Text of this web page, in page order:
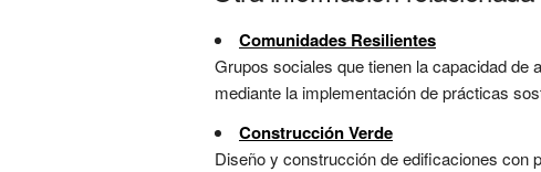
Comunidades Resilientes
Grupos sociales que tienen la capacidad
mediante la implementación de prácticas
Construcción Verde
Diseño y construcción de edificaciones con